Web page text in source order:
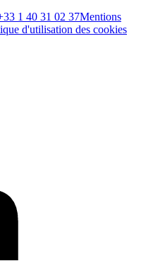
1 40 31 02 37Mentions
d'utilisation des cookies